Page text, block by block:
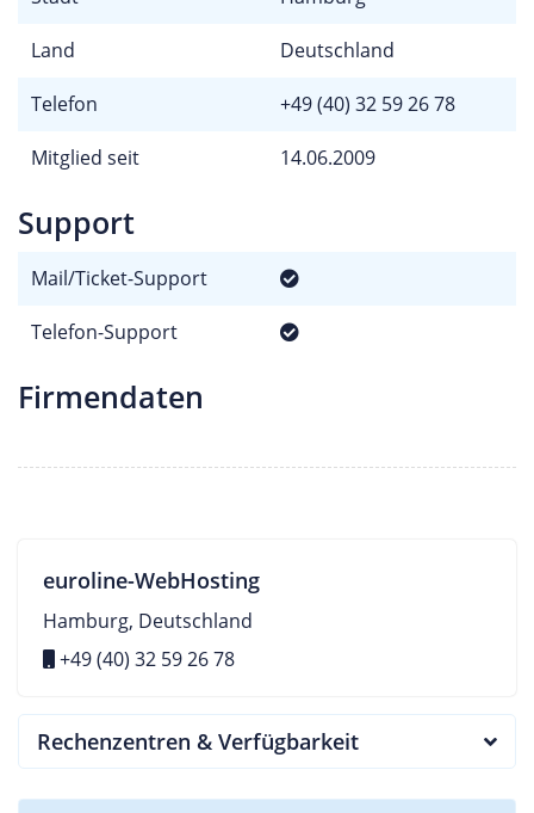
Land Deutschland
Telefon +49 (40) 32 59 26 78
Mitglied seit 14.06.2009
Support
Mail/Ticket-Support
Telefon-Support
Firmendaten
euroline-WebHosting
Hamburg, Deutschland
+49 (40) 32 59 26 78
Rechenzentren & Verfügbarkeit